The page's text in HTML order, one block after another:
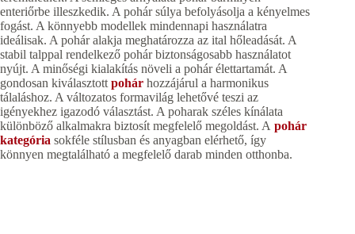
enteriőrbe illeszkedik. A pohár súlya befolyásolja a kényelmes
fogást. A könnyebb modellek mindennapi használatra
ideálisak. A pohár alakja meghatározza az ital hőleadását. A
stabil talppal rendelkező pohár biztonságosabb használatot
nyújt. A minőségi kialakítás növeli a pohár élettartamát. A
gondosan kiválasztottpohár hozzájárul a harmonikus
tálaláshoz. A változatos formavilág lehetővé teszi az
igényekhez igazodó választást. A poharak széles kínálata
különböző alkalmakra biztosít megfelelő megoldást. A pohár
kategória sokféle stílusban és anyagban elérhető, így
könnyen megtalálható a megfelelő darab minden otthonba.